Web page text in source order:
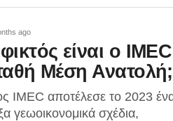
ago
είναι ο
Μέση Ανατολή;
IMEC αποτέλεσε το 2023
γεωοικονομικά σχέδια,